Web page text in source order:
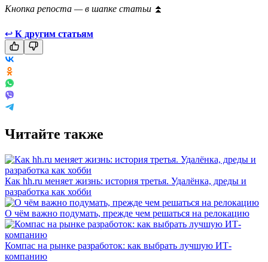
Кнопка репоста — в шапке статьи ⏫
↩ К другим статьям
Читайте также
Как hh.ru меняет жизнь: история третья. Удалёнка, дреды и
разработка как хобби
О чём важно подумать, прежде чем решаться на релокацию
Компас на рынке разработок: как выбрать лучшую ИТ-
компанию